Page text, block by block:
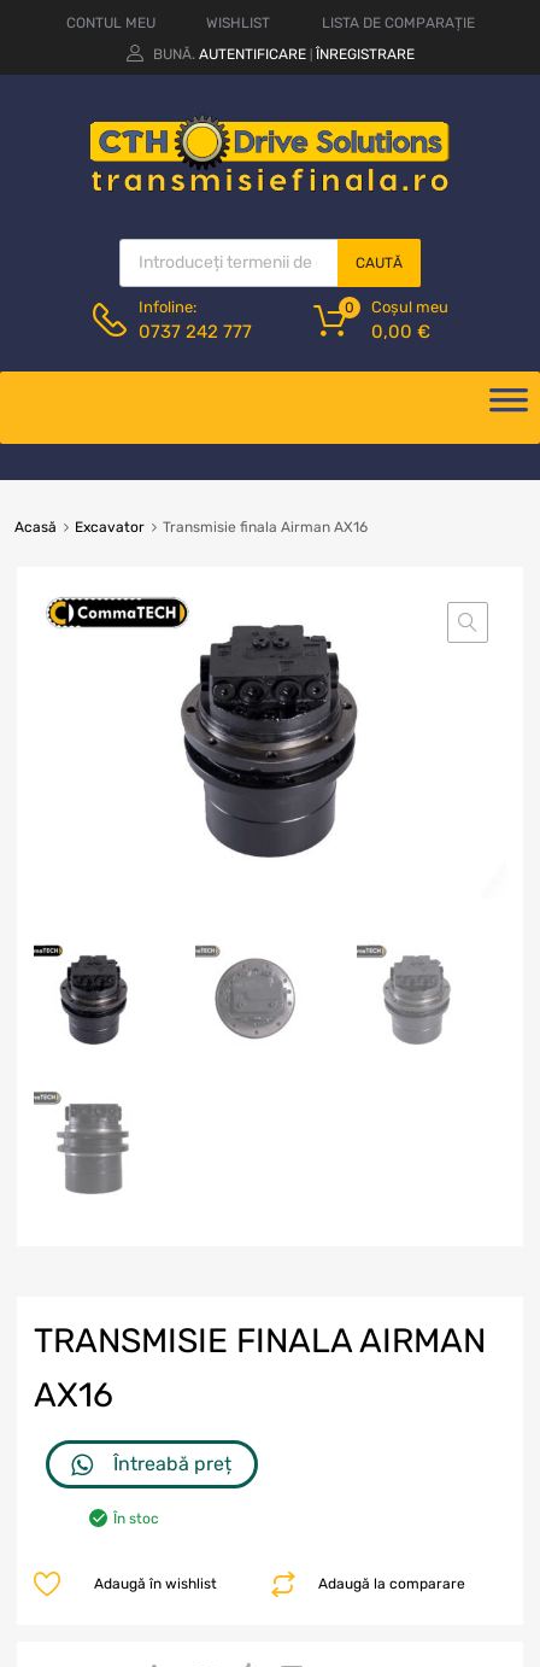
CONTUL MEU WISHLIST
LISTA DE COMPARAȚIE
BUNĂ. AUTENTIFICARE ÎNREGISTRARE
CAUTĂ
Infoline:
0737 242 777
Coșul meu
0,00 €
0
Acasă Excavator Transmisie finala Airman AX16
TRANSMISIE FINALA AIRMAN
AX16
Întreabă preț
În stoc
Adaugă la comparare
Adaugă în wishlist